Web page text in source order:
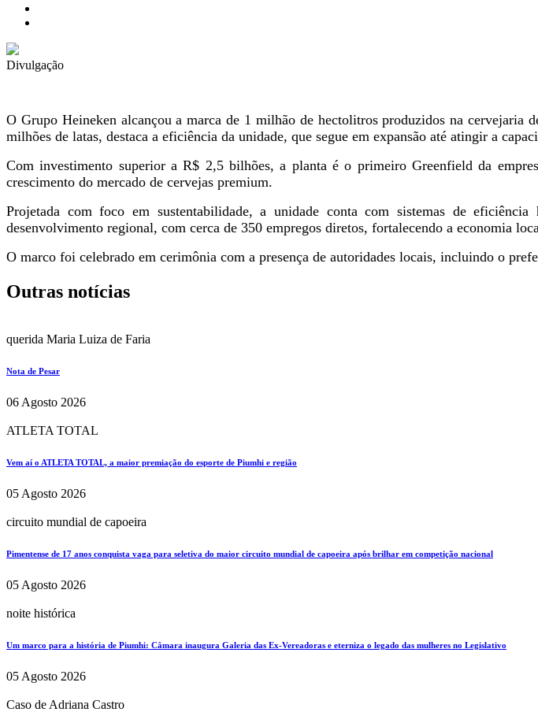
Divulgação
O Grupo Heineken alcançou a marca de 1 milhão de hectolitros produzidos na cervejaria
milhões de latas, destaca a eficiência da unidade, que segue em expansão até atingir a
Com investimento superior a R$ 2,5 bilhões, a planta é o primeiro Greenfield da
crescimento do mercado de cervejas premium.
Projetada com foco em sustentabilidade, a unidade conta com sistemas de
desenvolvimento regional, com cerca de 350 empregos diretos, fortalecendo a economia
O marco foi celebrado em cerimônia com a presença de autoridades locais, incluindo o
Outras notícias
querida Maria Luiza de Faria
Nota de Pesar
06 Agosto 2026
ATLETA TOTAL
Vem aí o ATLETA TOTAL, a maior premiação do esporte de Piumhi e região
05 Agosto 2026
circuito mundial de capoeira
Pimentense de 17 anos conquista vaga para seletiva do maior circuito mundial de capoeira após brilhar em competição nacional
05 Agosto 2026
noite histórica
Um marco para a história de Piumhi: Câmara inaugura Galeria das Ex-Vereadoras e eterniza o legado das mulheres no Legislativo
05 Agosto 2026
Caso de Adriana Castro